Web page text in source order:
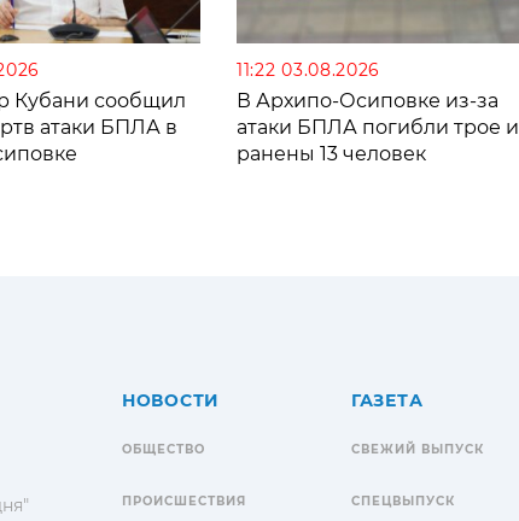
Кубани сообщил
атаки БПЛА в
11:22 03.08.2026
В Архипо-Осиповке из-за
атаки БПЛА погибли трое и
ранены 13 человек
НОВОСТИ
ОБЩЕСТВО
ПРОИСШЕСТВИЯ
ГАЗЕТА
СВЕЖИЙ ВЫПУСК
СПЕЦВЫПУСК